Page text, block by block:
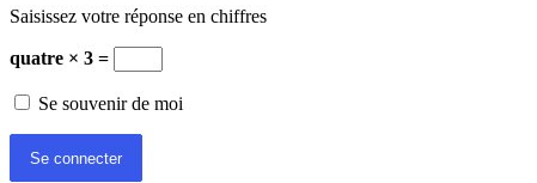
Saisissez votre réponse en chiffres
quatre × 3 =
Se souvenir de moi